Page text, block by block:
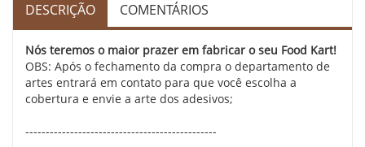
DESCRIÇÃO COMENTÁRIOS
Nós teremos o maior prazer em fabricar o seu Food Kart!
OBS: Após o fechamento da compra o departamento de
artes entrará em contato para que você escolha a
cobertura e envie a arte dos adesivos;
-----------------------------------------------